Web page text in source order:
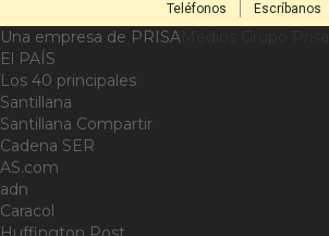
Teléfonos
Escríbanos
Una empresa de PRISA
El PAÍS
Los 40 principales
Santillana
Santillana Compartir
Cadena SER
AS.com
adn
Caracol